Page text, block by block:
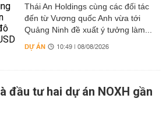
Thái An Holdings cùng các đối tác
đến từ Vương quốc Anh vừa tới
Quảng Ninh đề xuất ý tưởng làm...
DỰ ÁN 10:49 | 08/08/2026
đầu tư hai dự án NOXH gần